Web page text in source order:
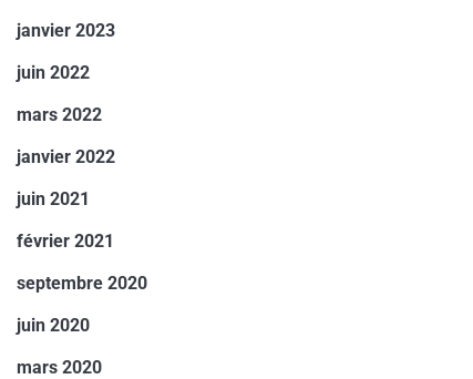
janvier 2023
juin 2022
mars 2022
janvier 2022
juin 2021
février 2021
septembre 2020
juin 2020
mars 2020